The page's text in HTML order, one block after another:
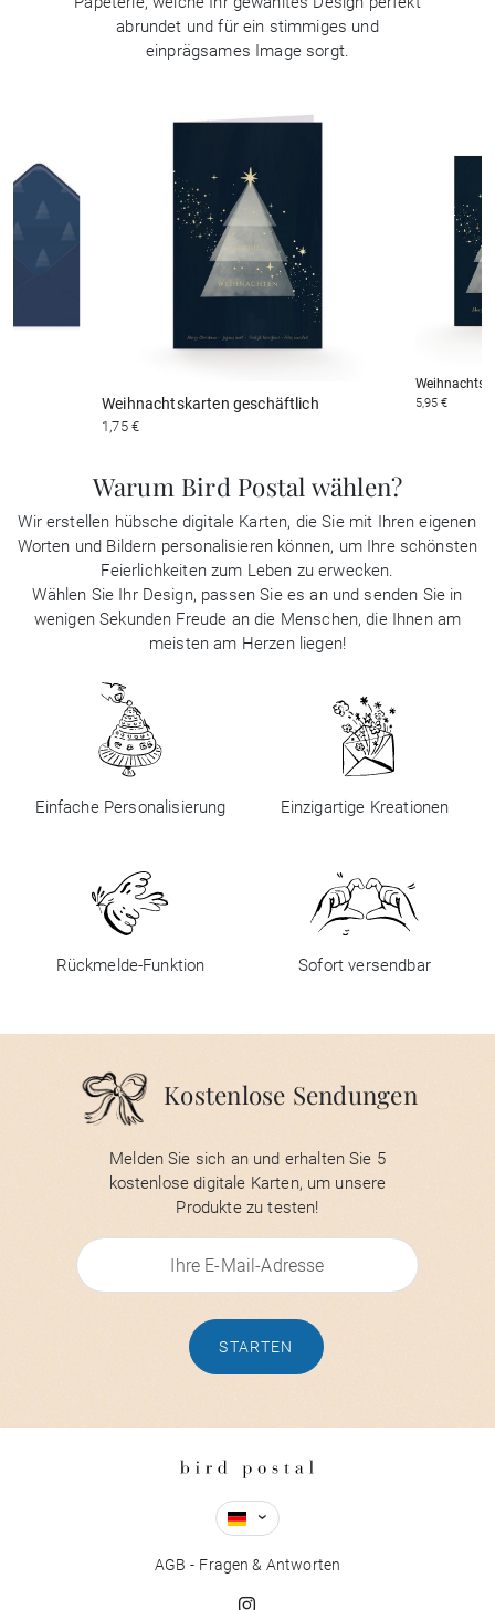
abrundet und für ein stimmiges und
einprägsames Image sorgt.
Weihnachtskarten geschäftlich
1,75 €
5,95 €
Warum Bird Postal wählen?
Wir erstellen hübsche digitale Karten, die Sie mit Ihren eigenen
Worten und Bildern personalisieren können, um Ihre schönsten
Feierlichkeiten zum Leben zu erwecken.
Wählen Sie Ihr Design, passen Sie es an und senden Sie in
wenigen Sekunden Freude an die Menschen, die Ihnen am
meisten am Herzen liegen!
Einfache Personalisierung Einzigartige Kreationen
Rückmelde-Funktion Sofort versendbar
Kostenlose Sendungen
Melden Sie sich an und erhalten Sie 5
kostenlose digitale Karten, um unsere
Produkte zu testen!
STARTEN
AGB Fragen & Antworten